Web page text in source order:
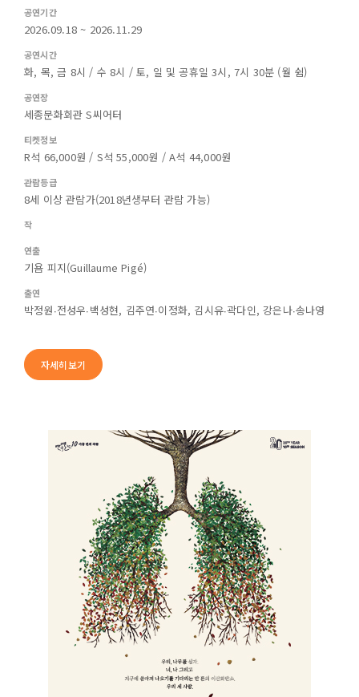
공연기간
2026.09.18 ~ 2026.11.29
공연시간
화, 목, 금 8시 / 수 8시 / 토, 일 및 공휴일 3시, 7시 30분 (월 쉼)
공연장
세종문화회관 S씨어터
티켓정보
R석 66,000원 / S석 55,000원 / A석 44,000원
관람등급
8세 이상 관람가(2018년생부터 관람 가능)
작
연출
기욤 피지(Guillaume Pigé)
출연
박정원∙전성우∙백성현, 김주연∙이정화, 김시유∙곽다인, 강은나∙송나영
자세히보기